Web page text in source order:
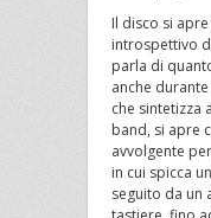
Il disco si
introspettivo
parla di
anche
che sintetizza
band, si apre
avvolgente
in cui spicca
seguito da un